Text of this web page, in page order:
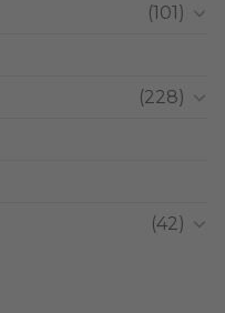
(101)
(228)
(42)